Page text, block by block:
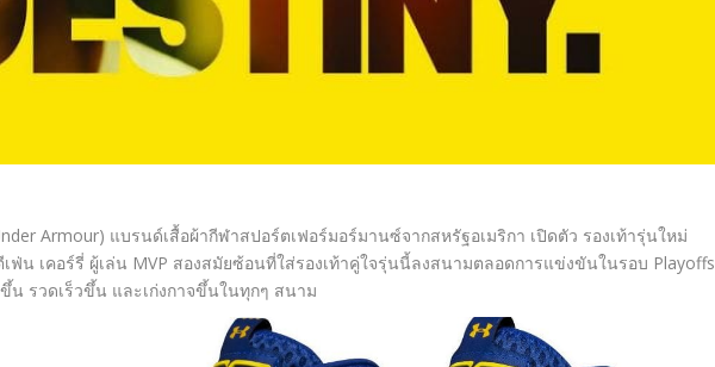
Armour) แบรนด์เสื้อผ้ากีฬาสปอร์ตเฟอร์มอร์มานซ์จากสหรัฐอเมริกา เปิดตัว รองเท้ารุ่นใหม่
เฟ่น เคอร์รี่ ผู้เล่น MVP สองสมัยซ้อนที่ใส่รองเท้าคู่ใจรุ่นนี้ลงสนามตลอดการแข่งขันในรอบ Playoffs
น รวดเร็วขึ้น และเก่งกาจขึ้นในทุกๆ สนาม